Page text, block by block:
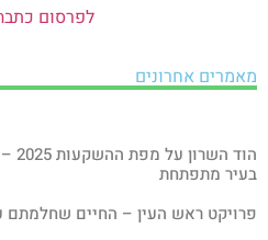
לפרסום
מאמרים אחרונים
בעיר מתפתחת
פרויקט ראש העין – החיים שחלמתם